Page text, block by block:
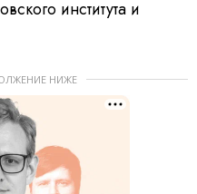
института и
НИЖЕ